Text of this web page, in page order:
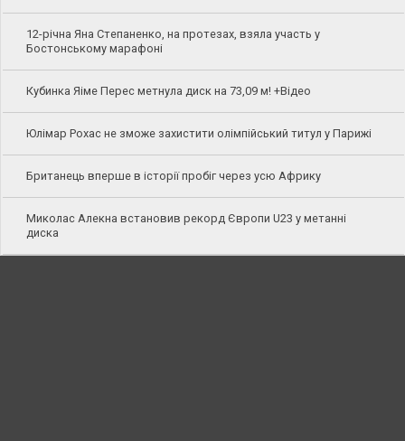
12-річна Яна Степаненко, на протезах, взяла участь у
Бостонському марафоні
Кубинка Яіме Перес метнула диск на 73,09 м! +Відео
Юлімар Рохас не зможе захистити олімпійський титул у Парижі
Британець вперше в історії пробіг через усю Африку
Миколас Алекна встановив рекорд Європи U23 у метанні
диска